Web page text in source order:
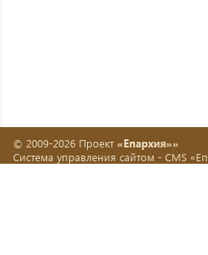
© 2009-2026 Проект «Епархия»»
Система управления сайтом - CMS